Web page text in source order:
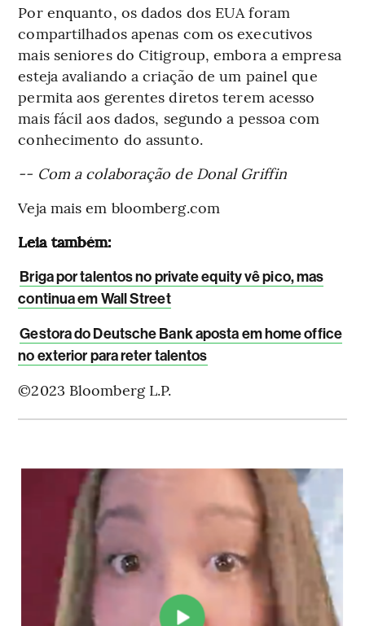
Por enquanto, os dados dos EUA foram
compartilhados apenas com os executivos
mais seniores do Citigroup, embora a empresa
esteja avaliando a criação de um painel que
permita aos gerentes diretos terem acesso
mais fácil aos dados, segundo a pessoa com
conhecimento do assunto.
-- Com a colaboração de Donal Griffin
Veja mais em bloomberg.com
Leia também:
Briga por talentos no private equity vê pico, mas
continua em Wall Street
Gestora do Deutsche Bank aposta em home office
no exterior para reter talentos
©2023 Bloomberg L.P.